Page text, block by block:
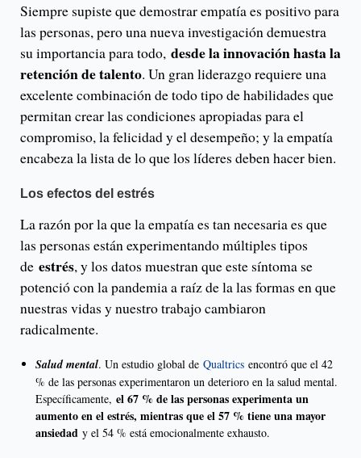
Siempre supiste que demostrar empatía es positivo para
las personas, pero una nueva investigación demuestra
su importancia para todo, desde la innovación hasta la
retención de talento. Un gran liderazgo requiere una
excelente combinación de todo tipo de habilidades que
permitan crear las condiciones apropiadas para el
compromiso, la felicidad y el desempeño; y la empatía
encabeza la lista de lo que los líderes deben hacer bien.
Los efectos del estrés
La razón por la que la empatía es tan necesaria es que
las personas están experimentando múltiples tipos
de estrés, y los datos muestran que este síntoma se
potenció con la pandemia a raíz de la las formas en que
nuestras vidas y nuestro trabajo cambiaron
radicalmente.
Salud mental. Un estudio global de Qualtrics encontró que el 42
% de las personas experimentaron un deterioro en la salud mental.
Específicamente, el 67 % de las personas experimenta un
aumento en el estrés, mientras que el 57 % tiene una mayor
ansiedad y el 54 % está emocionalmente exhausto.